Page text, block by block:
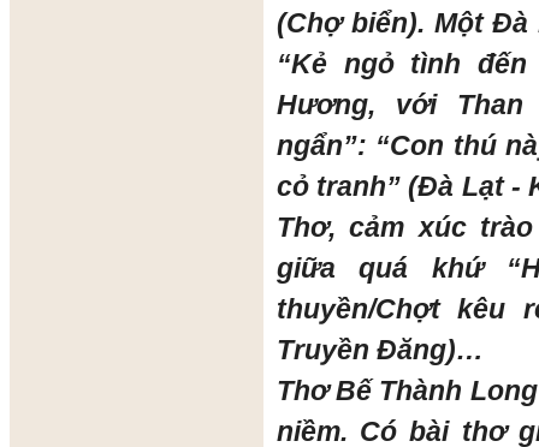
(Chợ biển). Một
“Kẻ ngỏ tình đến
Hương, với
ngẩn”: “Con thú
cỏ tranh” (Đà Lạt -
Thơ, cảm xúc
giữa quá khứ
thuyền/Chợt kêu
Truyền Đăng)…
Thơ Bế Thành
niềm. Có bài thơ